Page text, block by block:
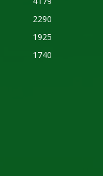
2290
1925
1740